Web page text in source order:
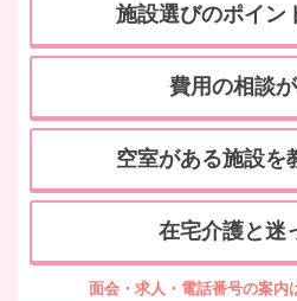
施設選びのポイン
費用の相談
空室がある施設を
在宅介護と迷
面会・求人・電話番号の案内